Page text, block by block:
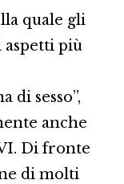
quale gli
aspetti più
di sesso”,
anche
Di fronte
di molti